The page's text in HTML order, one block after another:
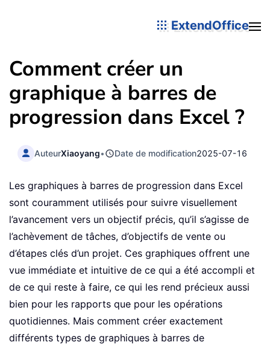
ExtendOffice
Comment créer un
graphique à barres de
progression dans Excel ?
AuteurXiaoyang• Date de modification2025-07-16
Les graphiques à barres de progression dans Excel
sont couramment utilisés pour suivre visuellement
l’avancement vers un objectif précis, qu’il s’agisse de
l’achèvement de tâches, d’objectifs de vente ou
d’étapes clés d’un projet. Ces graphiques offrent une
vue immédiate et intuitive de ce qui a été accompli et
de ce qui reste à faire, ce qui les rend précieux aussi
bien pour les rapports que pour les opérations
quotidiennes. Mais comment créer exactement
différents types de graphiques à barres de